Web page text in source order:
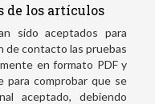
de los artículos
sido aceptados para
de contacto las pruebas
en formato PDF y
para comprobar que se
aceptado, debiendo